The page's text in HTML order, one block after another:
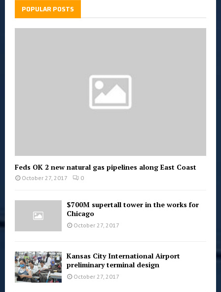
POPULAR POSTS
Feds OK 2 new natural gas pipelines along East Coast
October 27, 2017 0
$700M supertall tower in the works for
Chicago
October 27, 2017
Kansas City International Airport
preliminary terminal design
October 27, 2017